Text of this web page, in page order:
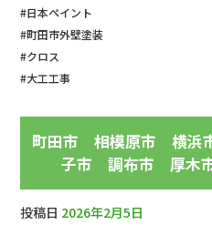
#日本ペイント
#町田市外壁塗装
#クロス
#大工工事
町田市 相模原市 横浜
子市 調布市 厚木
投稿日 2026年2月5日